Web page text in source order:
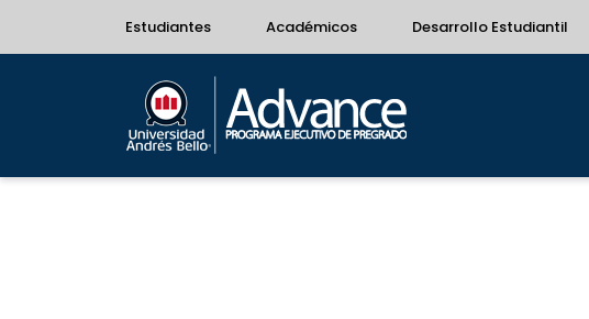
Estudiantes Académicos Desarrollo Estudiantil